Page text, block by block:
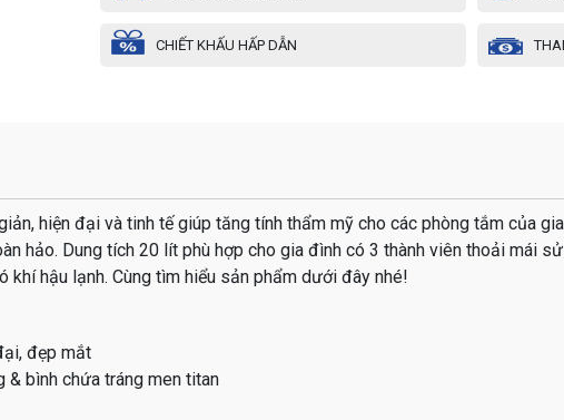
CHIẾT KHẤU HẤP DẪN
hiện đại và tinh tế giúp tăng tính thẩm mỹ cho các phòng tắm của
hảo. Dung tích 20 lít phù hợp cho gia đình có 3 thành viên thoải mái
hậu lạnh. Cùng tìm hiểu sản phẩm dưới đây nhé!
đẹp mắt
bình chứa tráng men titan